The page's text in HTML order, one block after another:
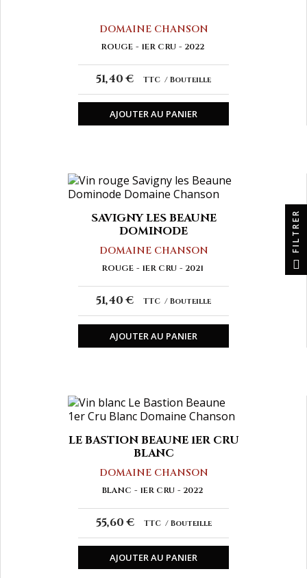
DOMAINE CHANSON
ROUGE 1ER CRU 2022
51,40 € TTC Bouteille
AJOUTER AU PANIER
SAVIGNY LES BEAUNE
DOMINODE
DOMAINE CHANSON
ROUGE 1ER CRU 2021
51,40 € TTC Bouteille
AJOUTER AU PANIER
LE BASTION BEAUNE 1ER CRU
BLANC
DOMAINE CHANSON
BLANC 1ER CRU 2022
55,60 € TTC Bouteille
AJOUTER AU PANIER
FILTRER